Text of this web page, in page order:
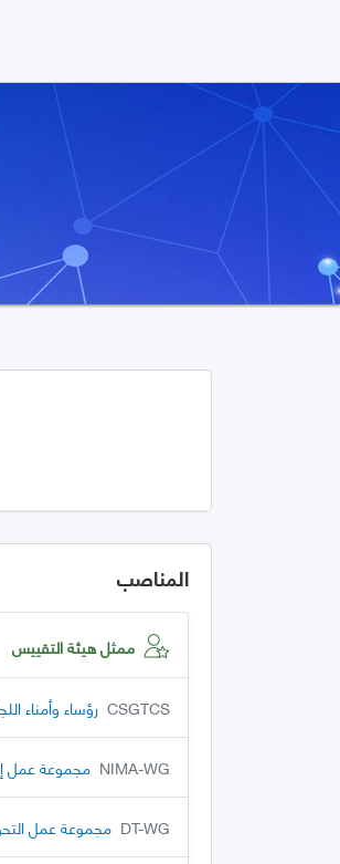
المناصب
ممثل هيئة التقييس
CSGTCS رؤساء وأمناء
NIMA-WG مجموعة عمل
DT-WG مجموعة عمل